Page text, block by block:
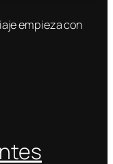
empieza con